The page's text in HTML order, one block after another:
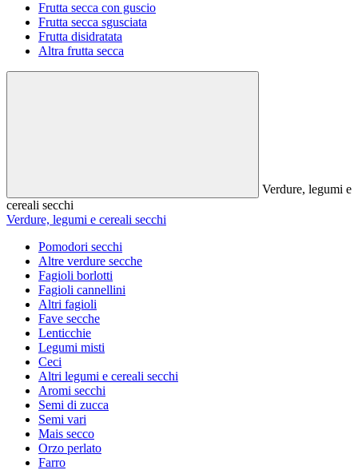
Frutta secca con guscio
Frutta secca sgusciata
Frutta disidratata
Altra frutta secca
Verdure, legumi e
cereali secchi
Verdure, legumi e cereali secchi
Pomodori secchi
Altre verdure secche
Fagioli borlotti
Fagioli cannellini
Altri fagioli
Fave secche
Lenticchie
Legumi misti
Ceci
Altri legumi e cereali secchi
Aromi secchi
Semi di zucca
Semi vari
Mais secco
Orzo perlato
Farro